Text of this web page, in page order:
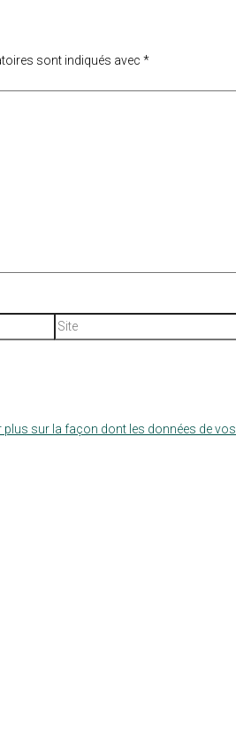
sont indiqués avec *
Site
plus sur la façon dont les données de vos